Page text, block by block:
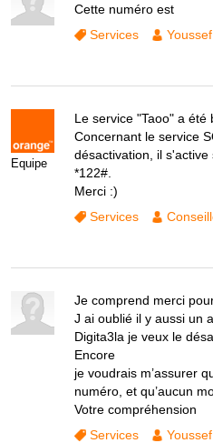
Cette numéro est
Services
Youssef
Equipe
Le service "Taoo" a été
Concernant le service
désactivation, il
*122#.
Merci :)
Services
Je comprend merci
J ai oublié il y aussi un
Digita3la je veux le
Encore
je voudrais m’assurer
numéro, et qu’aucun
Votre compréhension
Services
Youssef